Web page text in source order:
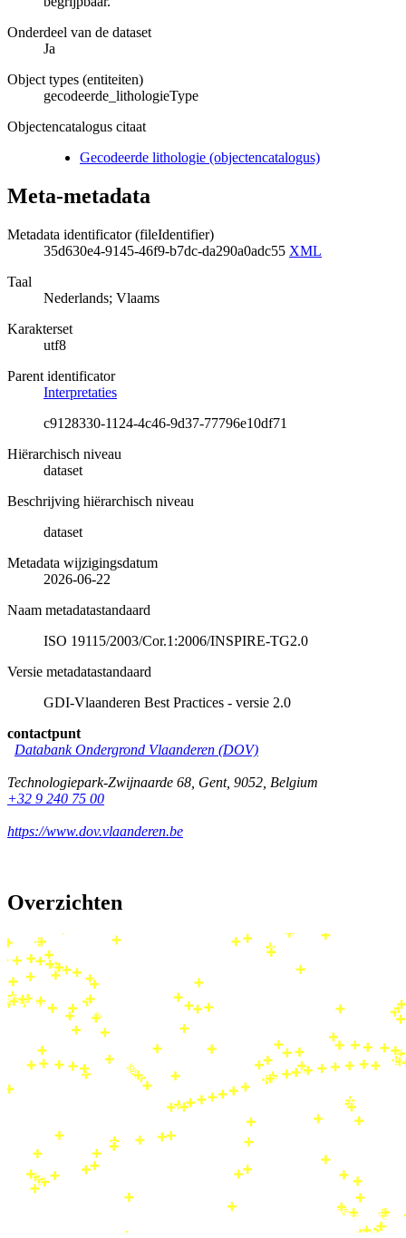
Onderdeel van de dataset
Ja
Object types (entiteiten)
gecodeerde_lithologieType
Objectencatalogus citaat
Gecodeerde lithologie (objectencatalogus)
Meta-metadata
Metadata identificator (fileIdentifier)
35d630e4-9145-46f9-b7dc-da290a0adc55 XML
Taal
Nederlands; Vlaams
Karakterset
utf8
Parent identificator
Interpretaties
c9128330-1124-4c46-9d37-77796e10df71
Hiërarchisch niveau
dataset
Beschrijving hiërarchisch niveau
dataset
Metadata wijzigingsdatum
2026-06-22
Naam metadatastandaard
ISO 19115/2003/Cor.1:2006/INSPIRE-TG2.0
Versie metadatastandaard
GDI-Vlaanderen Best Practices - versie 2.0
contactpunt
Databank Ondergrond Vlaanderen (DOV)
Technologiepark-Zwijnaarde 68 Gent, 9052 Belgium
+32 9 240 75 00
https://www.dov.vlaanderen.be
Overzichten